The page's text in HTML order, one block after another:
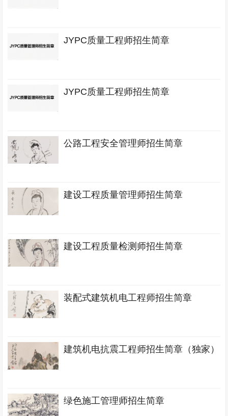
JYPC质量工程师招生简章
JYPC质量工程师招生简章
公路工程安全管理师招生简章
建设工程质量管理师招生简章
建设工程质量检测师招生简章
装配式建筑机电工程师招生简章
建筑机电抗震工程师招生简章（独家）
绿色施工管理师招生简章